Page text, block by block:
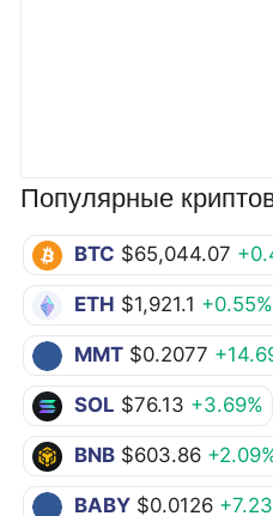
Популярные
BTC $65,044.07
ETH $1,921.1 +0.55%
MMT $0.2077
SOL $76.13 +3.69%
BNB $603.86
BABY $0.0126